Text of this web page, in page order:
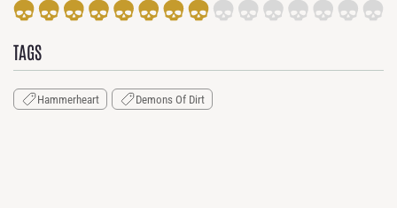
TAGS
Hammerheart Demons Of Dirt